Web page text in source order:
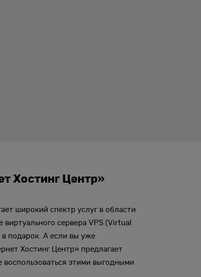
Хостинг Центр»
широкий спектр услуг в области
сервера VPS (Virtual
подарок. А если вы уже
Хостинг Центр» предлагает
этими выгодными